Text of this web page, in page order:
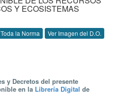
Y ECOSISTEMAS
Toda la Norma Ver Imagen del D.O.
y Decretos del presente
en la Librería Digital de